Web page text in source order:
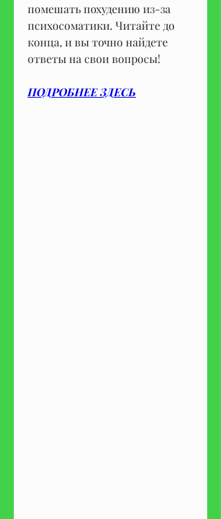
помешать похудению из-за
психосоматики. Читайте до
конца, и вы точно найдете
ответы на свои вопросы!
ПОДРОБНЕЕ ЗДЕСЬ